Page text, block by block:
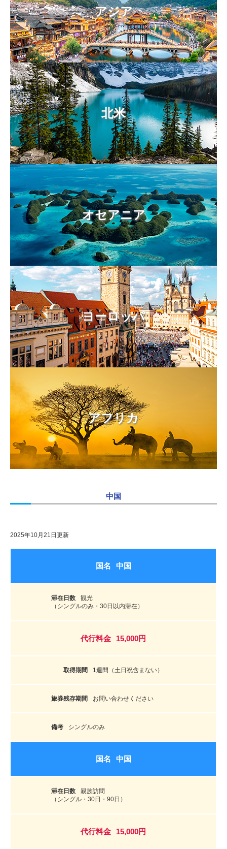
アジア
北米
オセアニア
ヨーロッパ
アフリカ
中国
2025年10月21日更新
中国
観光
（シングルのみ・30日以内滞在）
15,000円
1週間（土日祝含まない）
お問い合わせください
シングルのみ
中国
親族訪問
（シングル・30日・90日）
15,000円